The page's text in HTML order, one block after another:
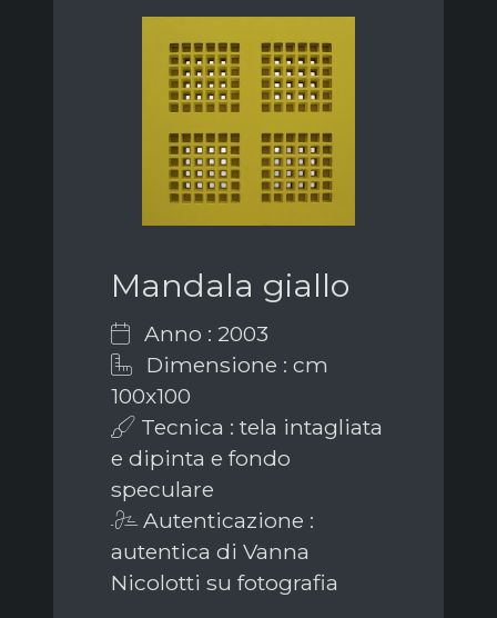
Mandala giallo
Anno : 2003
Dimensione : cm
100x100
Tecnica : tela intagliata
e dipinta e fondo
speculare
Autenticazione :
autentica di Vanna
Nicolotti su fotografia